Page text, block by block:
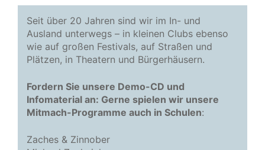
Seit über 20 Jahren sind wir im In- und
Ausland unterwegs – in kleinen Clubs ebenso
wie auf großen Festivals, auf Straßen und
Plätzen, in Theatern und Bürgerhäusern.
Fordern Sie unsere Demo-CD und
Infomaterial an: Gerne spielen wir unsere
Mitmach-Programme auch in Schulen:
Zaches & Zinnober